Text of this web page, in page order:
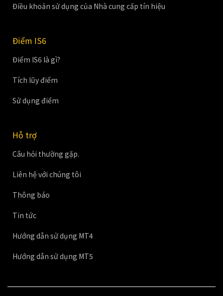
Điều khoản sử dụng của Nhà cung cấp tín hiệu
Điểm IS6
Điểm IS6 là gì?
Tích lũy điểm
Sử dụng điểm
Hỗ trợ
Câu hỏi thường gặp.
Liên hệ với chúng tôi
Thông báo
Tin tức
Hướng dẫn sử dụng MT4
Hướng dẫn sử dụng MT5